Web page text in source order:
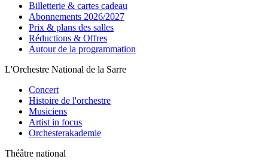
Billetterie & cartes cadeau
Abonnements 2026/2027
Prix & plans des salles
Réductions & Offres
Autour de la programmation
L'Orchestre National de la Sarre
Concert
Histoire de l'orchestre
Musiciens
Artist in focus
Orchesterakademie
Théâtre national